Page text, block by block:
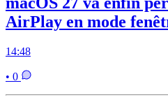
AirPlay en mode
14:48
• 0